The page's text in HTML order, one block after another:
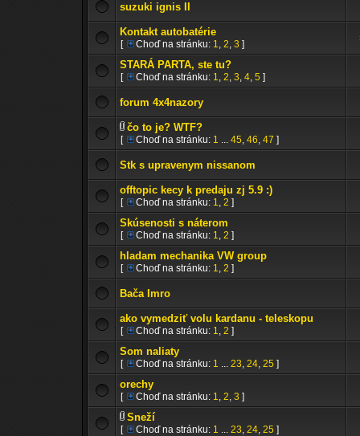
suzuki ignis II
Kontakt autobatérie
[ Choď na stránku: 1, 2, 3 ]
STARÁ PARTA, ste tu?
[ Choď na stránku: 1, 2, 3, 4, 5 ]
forum 4x4nazory
čo to je? WTF?
[ Choď na stránku: 1 ... 45, 46, 47 ]
Stk s upravenym nissanom
offtopic kecy k predaju zj 5.9 :)
[ Choď na stránku: 1, 2 ]
Skúsenosti s náterom
[ Choď na stránku: 1, 2 ]
hladam mechanika VW group
[ Choď na stránku: 1, 2 ]
Bača Imro
ako vymedziť volu kardanu - teleskopu
[ Choď na stránku: 1, 2 ]
Som naliaty
[ Choď na stránku: 1 ... 23, 24, 25 ]
orechy
[ Choď na stránku: 1, 2, 3 ]
Sneží
[ Choď na stránku: 1 ... 23, 24, 25 ]